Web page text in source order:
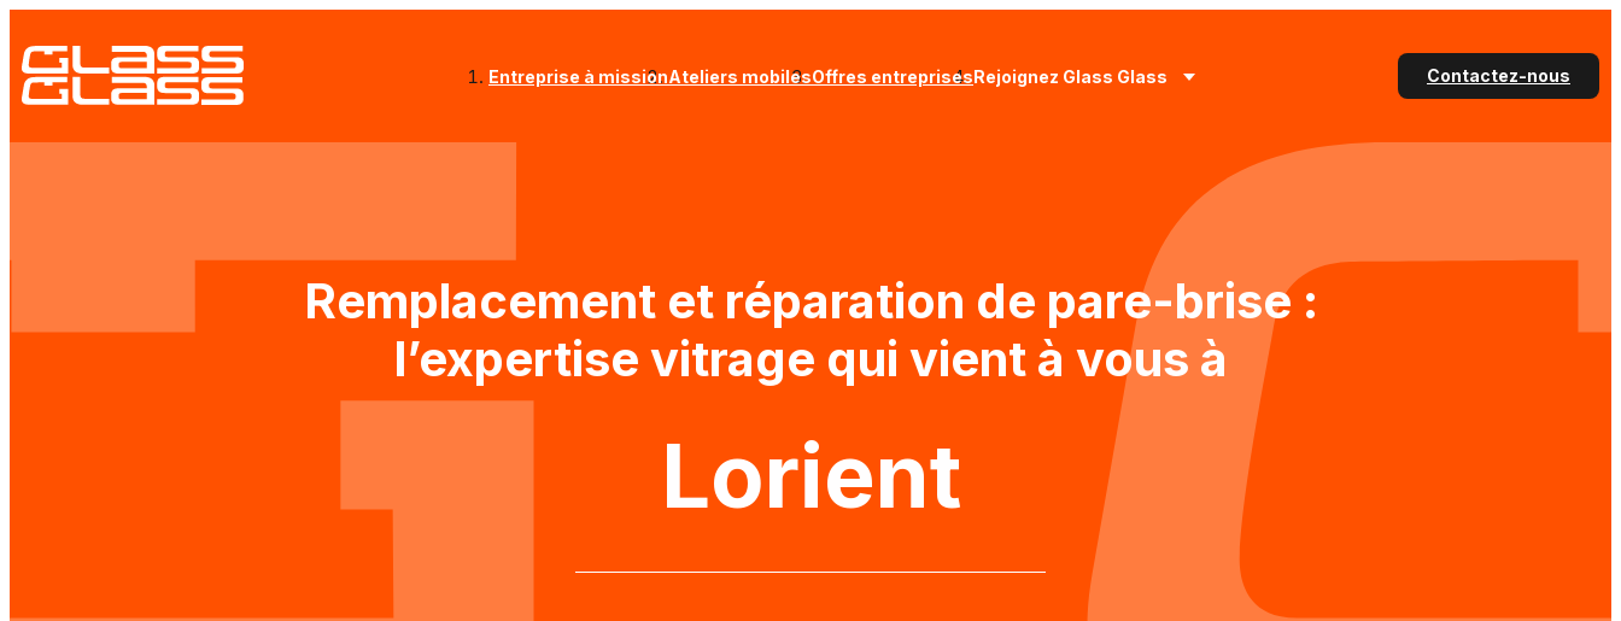
Entreprise à missionAteliers mobilesOffres entreprisesRejoignez Glass Glass Contactez-nous
Remplacement et réparation de pare-brise :
l’expertise vitrage qui vient à vous à
Lorient